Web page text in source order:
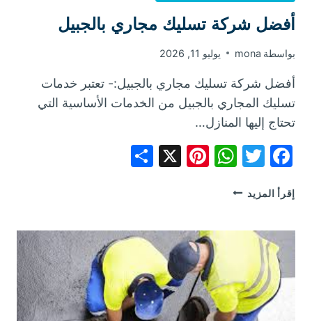
أفضل شركة تسليك مجاري بالجبيل
بواسطة mona يوليو 11, 2026
أفضل شركة تسليك مجاري بالجبيل:- تعتبر خدمات
تسليك المجاري بالجبيل من الخدمات الأساسية التي
تحتاج إليها المنازل…
Facebook
Twitter
WhatsApp
Pinterest
X
إقرأ المزيد أفضل
مجاري